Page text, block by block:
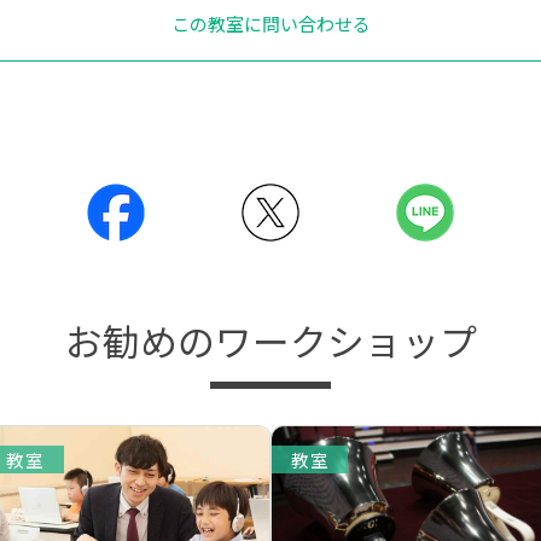
この教室に問い合わせる
お勧めのワークショップ
教室 教室